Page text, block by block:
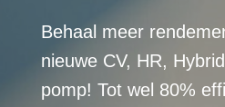
Behaal meer
nieuwe CV, HR,
pomp! Tot wel 80%